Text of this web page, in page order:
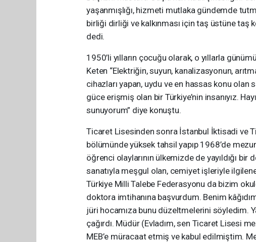
yaşanmışlığı, hizmeti mutlaka gündemde
birliği dirliği ve kalkınması için taş üstüne taş
dedi.
1950’li yılların çocuğu olarak, o yıllarla
Keten “Elektriğin, suyun, kanalizasyonun,
cihazları yapan, uydu ve en hassas konu
güce erişmiş olan bir Türkiye’nin insanıyız.
sunuyorum” diye konuştu.
Ticaret Lisesinden sonra İstanbul İktisadi ve
bölümünde yüksek tahsil yapıp 1968’de
öğrenci olaylarının ülkemizde de yayıldığı
sanatıyla meşgul olan, cemiyet işleriyle
Türkiye Milli Talebe Federasyonu da bizim
doktora imtihanına başvurdum. Benim
jüri hocamıza bunu düzeltmelerini söyledim.
çağırdı. Müdür (Evladım, sen Ticaret Lisesi
MEB’e müracaat etmiş ve kabul edilmiştim.